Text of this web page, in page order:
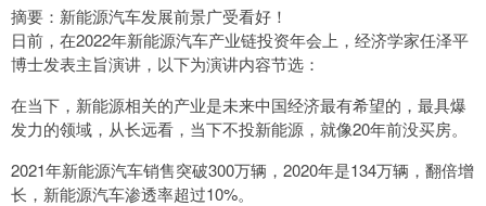
摘要：新能源汽车发展前景广受看好！
日前，在2022年新能源汽车产业链投资年会上，经济学家任泽平
博士发表主旨演讲，以下为演讲内容节选：
在当下，新能源相关的产业是未来中国经济最有希望的，最具爆
发力的领域，从长远看，当下不投新能源，就像20年前没买房。
2021年新能源汽车销售突破300万辆，2020年是134万辆，翻倍增
长，新能源汽车渗透率超过10%。